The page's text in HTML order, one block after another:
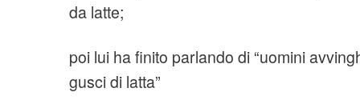
da latte;
poi lui ha finito parlando di “uomini
gusci di latta”